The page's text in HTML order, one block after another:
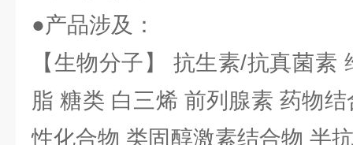
●产品涉及：
【生物分子】 抗生素/抗真菌素
脂 糖类 白三烯 前列腺素 药物
性化合物 类固醇激素结合物 半